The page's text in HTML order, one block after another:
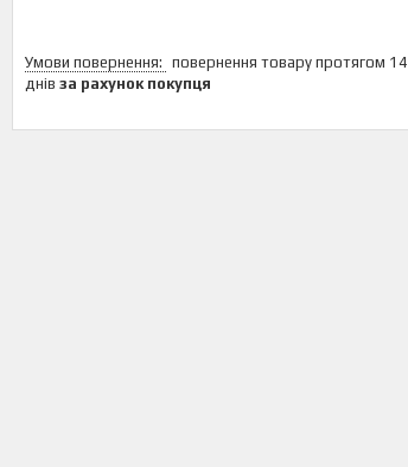
повернення товару протягом 14
днів за рахунок покупця